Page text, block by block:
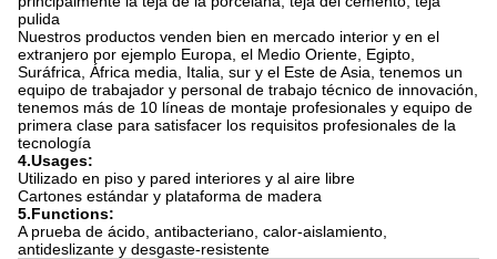
pulida
Nuestros productos venden bien en mercado interior y en el
extranjero por ejemplo Europa, el Medio Oriente, Egipto,
Suráfrica, África media, Italia, sur y el Este de Asia, tenemos un
equipo de trabajador y personal de trabajo técnico de innovación,
tenemos más de 10 líneas de montaje profesionales y equipo de
primera clase para satisfacer los requisitos profesionales de la
tecnología
4.Usages:
Utilizado en piso y pared interiores y al aire libre
Cartones estándar y plataforma de madera
5.Functions:
A prueba de ácido, antibacteriano, calor-aislamiento,
antideslizante y desgaste-resistente